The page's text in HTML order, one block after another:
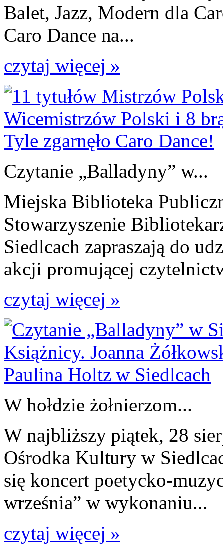
Balet, Jazz, Modern dla
Caro Dance na...
czytaj więcej »
Czytanie „Balladyny” w...
Miejska Biblioteka
Stowarzyszenie
Siedlcach zapraszają do
akcji promującej
czytaj więcej »
W hołdzie żołnierzom...
W najbliższy piątek, 28
Ośrodka Kultury w
się koncert poetycko-
września” w wykonaniu...
czytaj więcej »